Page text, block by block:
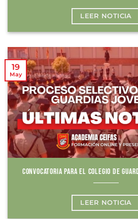
LEER NOTICIA
CONVOCATORIA PARA EL COLEGIO DE
LEER NOTICIA
19
May